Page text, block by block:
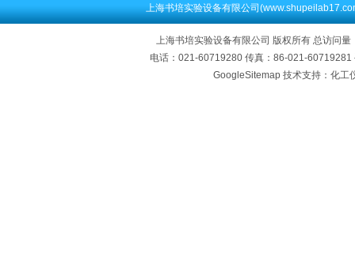
上海书培实验设备有限公司
上海书培实验设备有限公司 版权所有 总访问量
电话：021-60719280 传真：86-021-
GoogleSitemap技术支持：化工